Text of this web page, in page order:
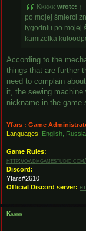
Kkkkk wrote: ↑
po mojej śmierci
tygodniu po mojej
kamizelka
According to the
things that are further
need to complain
it, the sewing
nickname in the game
Yfars : Game
Languages: English,
Game Rules:
http://
Discord:
Yfars#2610
Official Discord server:
Kkkkk